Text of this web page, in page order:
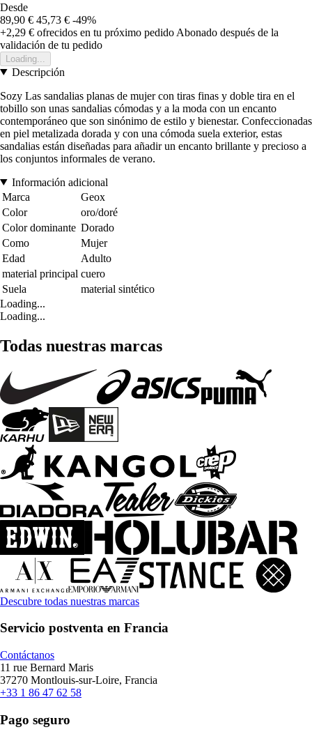
Desde
89,90 € 45,73 € -49%
+2,29 € ofrecidos en tu próximo pedido Abonado después de la
validación de tu pedido
Loading...
Descripción
Sozy Las sandalias planas de mujer con tiras finas y doble tira en el
tobillo son unas sandalias cómodas y a la moda con un encanto
contemporáneo que son sinónimo de estilo y bienestar. Confeccionadas
en piel metalizada dorada y con una cómoda suela exterior, estas
sandalias están diseñadas para añadir un encanto brillante y precioso a
los conjuntos informales de verano.
Información adicional
Marca
Geox
Color
oro/doré
Color dominante Dorado
Como
Mujer
Edad
Adulto
material principal cuero
Suela
material sintético
Loading...
Loading...
Todas nuestras marcas
Descubre todas nuestras marcas
Servicio postventa en Francia
Contáctanos
11 rue Bernard Maris
37270 Montlouis-sur-Loire, Francia
+33 1 86 47 62 58
Pago seguro